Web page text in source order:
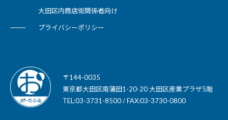
大田区内商店街関係者向け
プライバシーポリシー
〒144-0035
東京都大田区南蒲田1-20-20 大田区産業プラザ5階
TEL:03-3731-8500 / FAX:03-3730-0800